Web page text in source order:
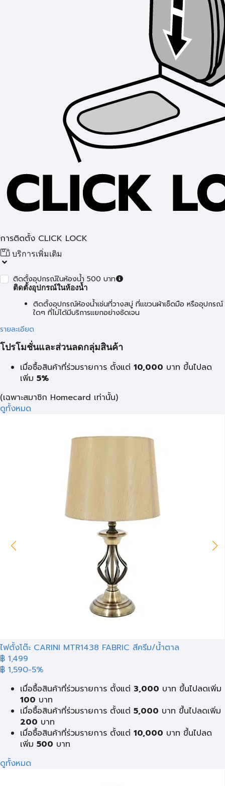
การติดตั้ง CLICK LOCK
บริการเพิ่มเติม
ติดตั้งอุปกรณ์ในห้องน้ำ 500 บาท
ติดตั้งอุปกรณ์ในห้องน้ำ
ติดตั้งอุปกรณ์ห้องน้ำเช่นที่วางสบู่ ที่แขวนผ้าเช็ดมือ หรืออุปกรณ์
ใดๆ ที่ไม่ได้มีบริการแยกอย่างชัดเจน
รายละเอียด
โปรโมชั่นและส่วนลดกลุ่มสินค้า
เมื่อซื้อสินค้าที่ร่วมรายการ ตั้งแต่ 10,000 บาท ขึ้นไปลด
เพิ่ม 5%
(เฉพาะสมาชิก Homecard เท่านั้น)
ดูทั้งหมด
ไฟตั้งโต๊ะ CARINI MTR1438 FABRIC สีครีม/น้ำตาล
฿ 1,499
฿ 1,590-5%
เมื่อซื้อสินค้าที่ร่วมรายการ ตั้งแต่ 3,000 บาท ขึ้นไปลดเพิ่ม
100 บาท
เมื่อซื้อสินค้าที่ร่วมรายการ ตั้งแต่ 5,000 บาท ขึ้นไปลดเพิ่ม
200 บาท
เมื่อซื้อสินค้าที่ร่วมรายการ ตั้งแต่ 10,000 บาท ขึ้นไปลด
เพิ่ม 500 บาท
ดูทั้งหมด